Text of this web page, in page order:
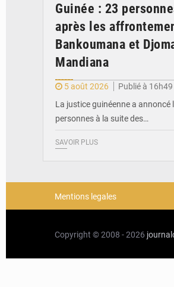
Guinée : 23
après les
Bankoumana et
Mandiana
5 août 2026
Publié à 16h49
La justice guinéenne a annoncé
personnes à la suite des…
SAVOIR PLUS
Mentions legales
Copyright © 2008 - 2026